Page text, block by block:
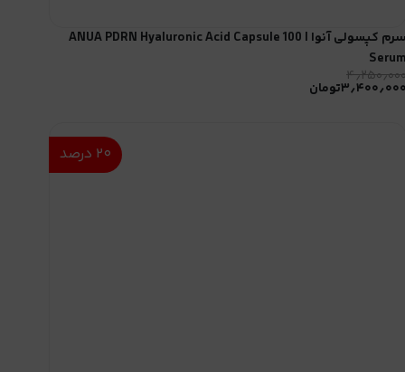
سرم کپسولی آنوا | ANUA PDRN Hyaluronic Acid Capsule 100
Serum
۳٫۴۰۰٫۰۰۰تومان
۲۰ درصد